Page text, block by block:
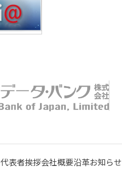
代表者挨拶会社概要沿革お知らせ